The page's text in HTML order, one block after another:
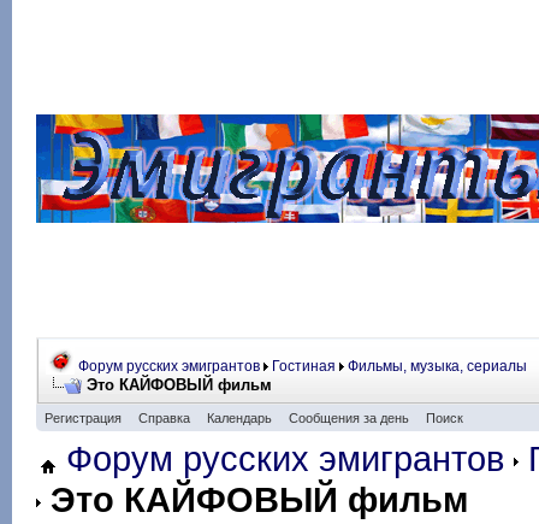
Форум русских эмигрантов Гостиная Фильмы, музыка, сериалы
Это КАЙФОВЫЙ фильм
Регистрация Справка Календарь Сообщения за день Поиск
Форум русских эмигрантов
Это КАЙФОВЫЙ фильм